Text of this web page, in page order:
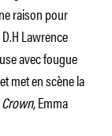
raison pour
Lawrence
avec fougue
met en scène la
, Emma